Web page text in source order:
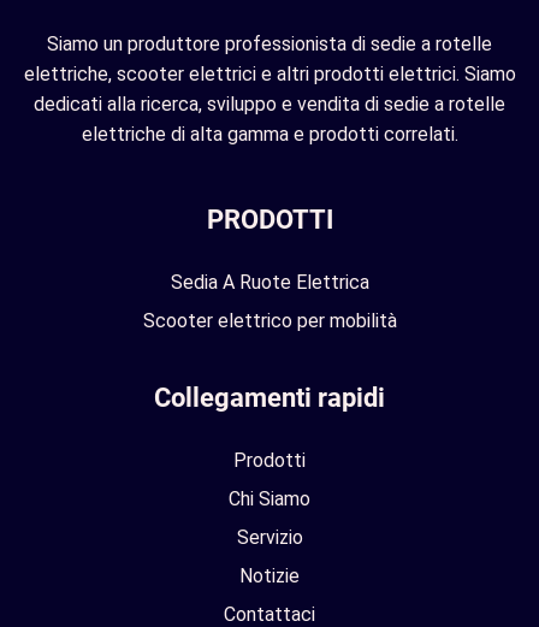
Siamo un produttore professionista di sedie a rotelle
elettriche, scooter elettrici e altri prodotti elettrici. Siamo
dedicati alla ricerca, sviluppo e vendita di sedie a rotelle
elettriche di alta gamma e prodotti correlati.
PRODOTTI
Sedia A Ruote Elettrica
Scooter elettrico per mobilità
Collegamenti rapidi
Prodotti
Chi Siamo
Servizio
Notizie
Contattaci